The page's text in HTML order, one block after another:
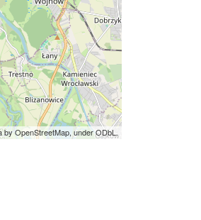
OpenStreetMap, under ODbL.